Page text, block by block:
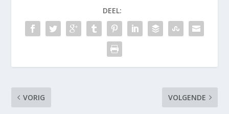
DEEL:
VORIG VOLGENDE